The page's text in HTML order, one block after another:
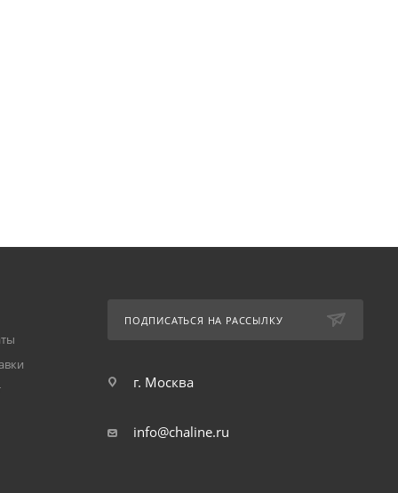
ПОДПИСАТЬСЯ НА РАССЫЛКУ
г. Москва
info@chaline.ru